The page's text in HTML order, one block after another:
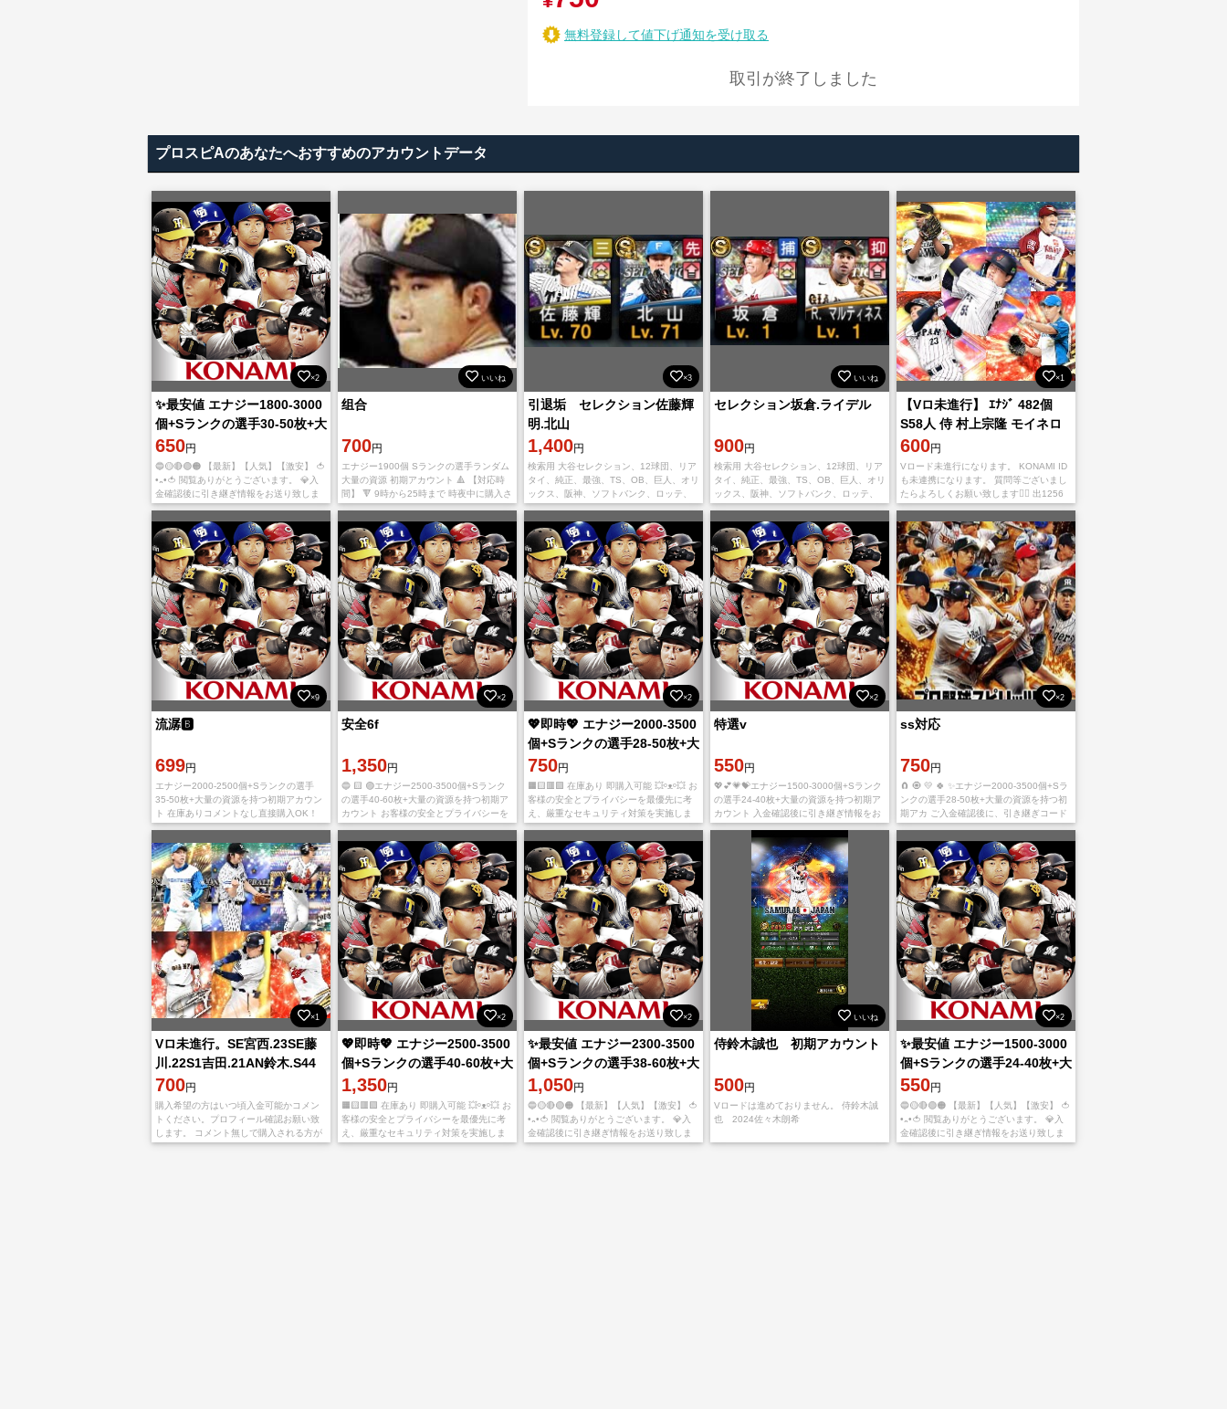
無料登録して値下げ通知を受け取る
取引が終了しました
プロスピAのあなたへおすすめのアカウントデータ
×2
✨最安値 エナジー1800-3000
個+Sランクの選手30-50枚+大
量の資源を持つ初期アカウン
ト
650円
🔵🟡🔴🟢🟠 【最新】【人気】【激安】 🍅
•᎔•🍅 閲覧ありがとうございます。 💎入
金確認後に引き継ぎ情報をお送り致しま
す。 💎ご利用、心よりお待ちしておりま
す。 💎多少誤差がありますので予めご了
承のほど
いいね
组合
700円
エナジー1900個 Sランクの選手ランダム
大量の資源 初期アカウント 🔺 【対応時
間】 🔻 9時から25時まで 時夜中に購入さ
れた場合、翌朝の9時からの対応になりま
す。 🔺 即購入大歓迎 🎁在庫有り
×3
引退垢 セレクション佐藤輝
明.北山
1,400円
検索用 大谷セレクション、12球団、リア
タイ、純正、最強、TS、OB、巨人、オリ
ックス、阪神、ソフトバンク、ロッテ、
楽天、日ハム、広島カープ、西武、中
日、ヤクルト 未進行 ダルビッシュ ソフ
トバンク
いいね
セレクション坂倉.ライデル
900円
検索用 大谷セレクション、12球団、リア
タイ、純正、最強、TS、OB、巨人、オリ
ックス、阪神、ソフトバンク、ロッテ、
楽天、日ハム、広島カープ、西武、中
日、ヤクルト 未進行 ダルビッシュ ソフ
トバンク
×1
【Vロ未進行】 ｴﾅｼﾞ 482個
S58人 侍 村上宗隆 モイネロ
田中将大
600円
Vロード未進行になります。 KONAMI ID
も未連携になります。 質問等ございまし
たらよろしくお願い致します🙇‍♂️ 出1256
×9
流潺🅱️
699円
エナジー2000-2500個+Sランクの選手
35-50枚+大量の資源を持つ初期アカウン
ト 在庫ありコメントなし直接購入OK！
御入金確認後、引き続きIDとパスワード
×2
安全6f
1,350円
🔵 🟨 🟣エナジー2500-3500個+Sランク
の選手40-60枚+大量の資源を持つ初期ア
カウント お客様の安全とプライバシーを
最優先に考え、厳重なセキュリティ対策
を実施します。 お客様の信頼と安心を
×2
💖即時💖 エナジー2000-3500
個+Sランクの選手28-50枚+大
量の資源を持つ初期アカウ
750円
🟧🟨🟥🟩 在庫あり 即購入可能 💥ᵒᴥᵒ💥 お
客様の安全とプライバシーを最優先に考
え、厳重なセキュリティ対策を実施しま
す。 お客様の信頼と安心を大切にし、常
に最高水準のサービスを提供いたしま
す。 ★入金
×2
特選v
550円
💖💕💗💝エナジー1500-3000個+Sランク
の選手24-40枚+大量の資源を持つ初期ア
カウント 入金確認後に引き継ぎ情報をお
送り致します。 ご利用、心よりお待ちし
ております。 多少誤差がありますので予
×2
ss対応
750円
🧲 🧿 💛 🍀 ✨エナジー2000-3500個+Sラ
ンクの選手28-50枚+大量の資源を持つ初
期アカ ご入金確認後に、引き継ぎコード
とパスワード を発送致します ご利用、心
よりお待ちしております。 多
×1
Vロ未進行。SE宮西.23SE藤
川.22S1吉田.21AN鈴木.S44
枚
700円
購入希望の方はいつ頃入金可能かコメン
トください。プロフィール確認お願い致
します。 コメント無しで購入される方が
居ますが、お取引できない場合がござい
×2
💖即時💖 エナジー2500-3500
個+Sランクの選手40-60枚+大
量の資源を持つ初期アカウ
1,350円
🟧🟨🟥🟩 在庫あり 即購入可能 💥ᵒᴥᵒ💥 お
客様の安全とプライバシーを最優先に考
え、厳重なセキュリティ対策を実施しま
す。 お客様の信頼と安心を大切にし、常
×2
✨最安値 エナジー2300-3500
個+Sランクの選手38-60枚+大
量の資源を持つ初期アカウン
ト
1,050円
🔵🟡🔴🟢🟠 【最新】【人気】【激安】 🍅
•᎔•🍅 閲覧ありがとうございます。 💎入
金確認後に引き継ぎ情報をお送り致しま
す。 💎ご利用、心よりお待ちしておりま
いいね
侍鈴木誠也 初期アカウント
500円
Vロードは進めておりません。 侍鈴木誠
也 2024佐々木朗希
×2
✨最安値 エナジー1500-3000
個+Sランクの選手24-40枚+大
量の資源を持つ初期アカウン
ト
550円
🔵🟡🔴🟢🟠 【最新】【人気】【激安】 🍅
•᎔•🍅 閲覧ありがとうございます。 💎入
金確認後に引き継ぎ情報をお送り致しま
す。 💎ご利用、心よりお待ちしておりま